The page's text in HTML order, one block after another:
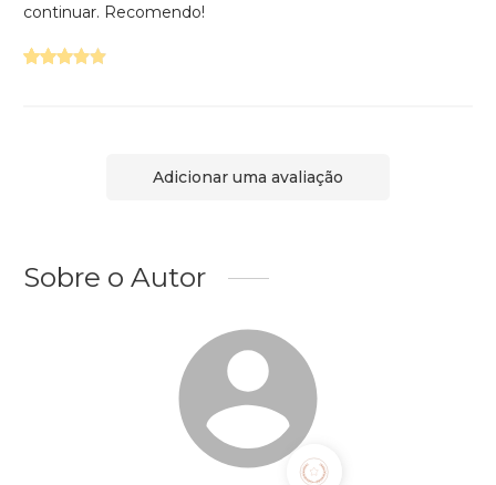
continuar. Recomendo!
Adicionar uma avaliação
Sobre o Autor